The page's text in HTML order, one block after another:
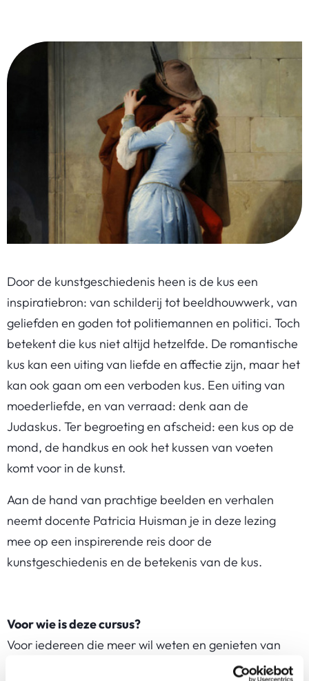
Door de kunstgeschiedenis heen is de kus een
inspiratiebron: van schilderij tot beeldhouwwerk, van
geliefden en goden tot politiemannen en politici. Toch
betekent die kus niet altijd hetzelfde. De romantische
kus kan een uiting van liefde en affectie zijn, maar het
kan ook gaan om een verboden kus. Een uiting van
moederliefde, en van verraad: denk aan de
Judaskus. Ter begroeting en afscheid: een kus op de
mond, de handkus en ook het kussen van voeten
komt voor in de kunst.
Aan de hand van prachtige beelden en verhalen
neemt docente Patricia Huisman je in deze lezing
mee op een inspirerende reis door de
kunstgeschiedenis en de betekenis van de kus.
Voor wie is deze cursus?
Voor iedereen die meer wil weten en genieten van